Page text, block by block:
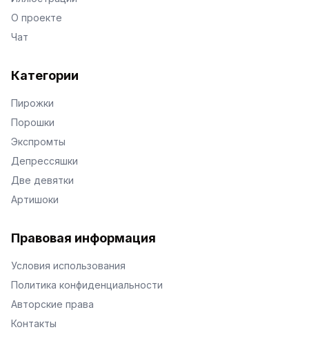
О проекте
Чат
Категории
Пирожки
Порошки
Экспромты
Депрессяшки
Две девятки
Артишоки
Правовая информация
Условия использования
Политика конфиденциальности
Авторские права
Контакты